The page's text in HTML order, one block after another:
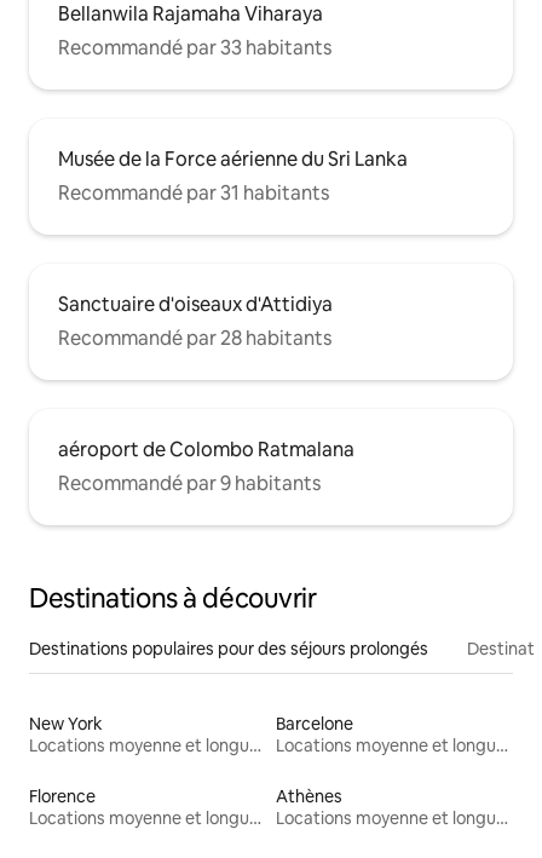
Bellanwila Rajamaha Viharaya
Recommandé par 33 habitants
Musée de la Force aérienne du Sri Lanka
Recommandé par 31 habitants
Sanctuaire d'oiseaux d'Attidiya
Recommandé par 28 habitants
aéroport de Colombo Ratmalana
Recommandé par 9 habitants
Destinations à découvrir
Destinations populaires pour des séjours prolongés
New York
Locations moyenne et longue durée
Barcelone
Locations moyenne et longue durée
Florence
Locations moyenne et longue durée
Athènes
Locations moyenne et longue durée